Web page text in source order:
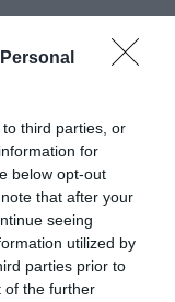
third parties, or
for
below opt-out
that after your
seeing
utilized by
parties prior to
of the further
a régió egyik
köntösbe
prémium tételeit
a Milenij ma is
sokszor
a Kvarner-
óta a sziklán